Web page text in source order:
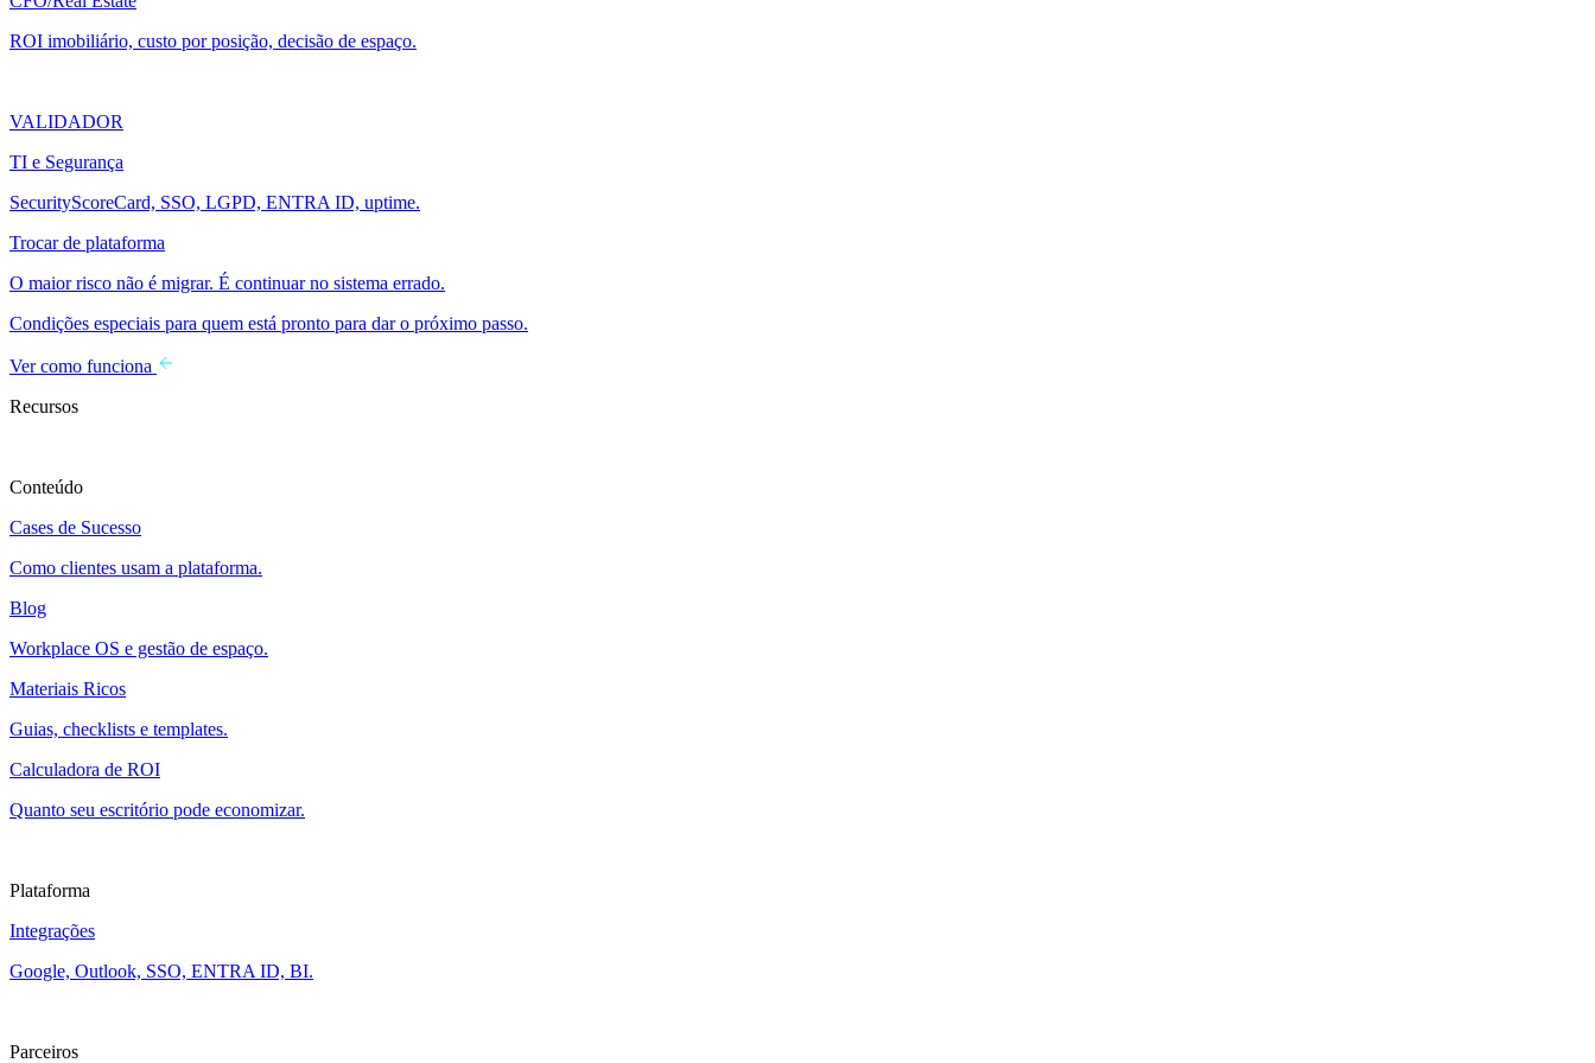
ROI imobiliário, custo por posição, decisão de espaço.
VALIDADOR
TI e Segurança
SecurityScoreCard, SSO, LGPD, ENTRA ID, uptime.
Trocar de plataforma
O maior risco não é migrar. É continuar no sistema errado.
Condições especiais para quem está pronto para dar o próximo passo.
Ver como funciona
Recursos
Conteúdo
Cases de Sucesso
Como clientes usam a plataforma.
Blog
Workplace OS e gestão de espaço.
Materiais Ricos
Guias, checklists e templates.
Calculadora de ROI
Quanto seu escritório pode economizar.
Plataforma
Integrações
Google, Outlook, SSO, ENTRA ID, BI.
Parceiros